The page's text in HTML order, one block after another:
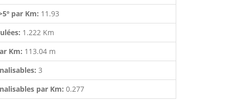
par Km: 11.93
1.222 Km
Km: 113.04 m
3
par Km: 0.277